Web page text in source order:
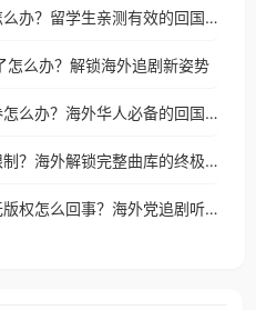
海外看爱奇艺地区限制怎么办？留学生亲测有效的回国加速器选择指南
怎么办？解锁海外追剧新姿势
在意大利打不开海通证券怎么办？海外华人必备的回国加速指南（附2026世界杯观赛秘籍）
酷狗音乐怎么关闭地区限制？海外解锁完整曲库的终极指南
酷我畅听所在地区暂时无版权怎么回事？海外党追剧听歌的破局指南